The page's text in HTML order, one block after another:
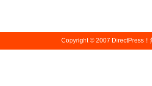
Copyright © 2007 DirectPress！